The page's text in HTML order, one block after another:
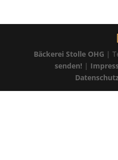
Bäckerei Stolle OHG |
senden! |